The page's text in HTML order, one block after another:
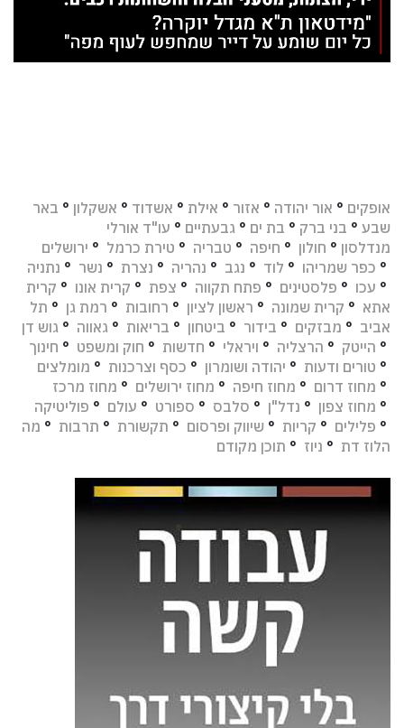
אופקים ° אור יהודה ° אזור ° אילת ° אשדוד ° אשקלון ° באר
שבע ° בני ברק ° בת ים ° גבעתיים ° עו"ד אורלי
מנדלסון ° חולון ° חיפה ° טבריה ° טירת כרמל ° ירושלים
° כפר שמריהו ° לוד ° נגב ° נהריה ° נצרת ° נשר ° נתניה
° עכו ° פלסטינים ° פתח תקווה ° צפת ° קרית אונו ° קרית
אתא ° קרית שמונה ° ראשון לציון ° רחובות ° רמת גן ° תל
אביב ° מבזקים ° בידור ° ביטחון ° בריאות ° גאווה ° גוש דן
° הייטק ° הרצליה ° ויראלי ° חדשות ° חוק ומשפט ° חינוך
° טורים ודעות ° יהודה ושומרון ° כסף וצרכנות ° מומלצים
° מחוז דרום ° מחוז חיפה ° מחוז ירושלים ° מחוז מרכז
° מחוז צפון ° נדל"ן ° סלבס ° ספורט ° עולם ° פוליטיקה
° פלילים ° קריות ° שיווק ופרסום ° תקשורת ° תרבות ° מה
הלוז דת ° ניוז ° תוכן מקודם